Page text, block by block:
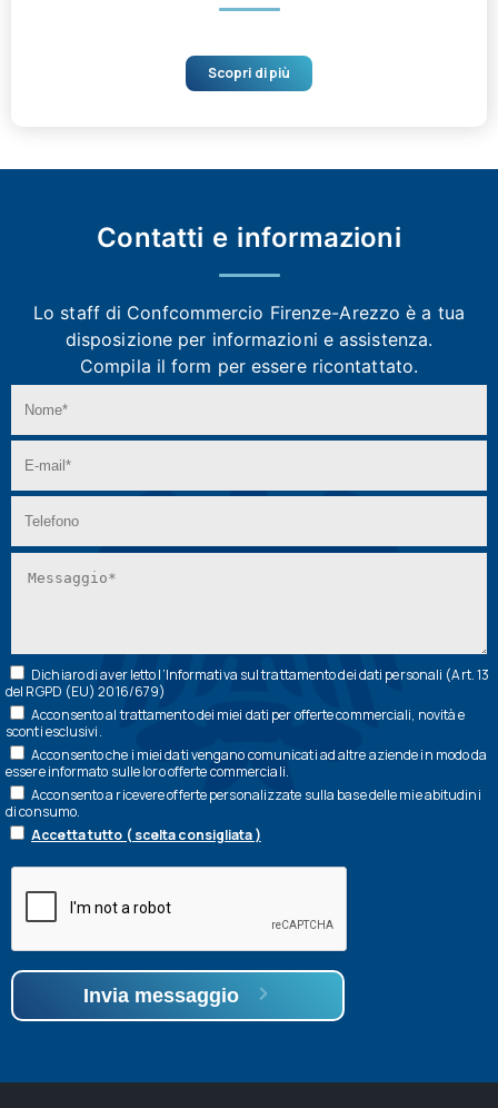
Scopri di più
Contatti e informazioni
Lo staff di Confcommercio Firenze-Arezzoè a tua
disposizione per informazioni e assistenza.
Compila il form per essere ricontattato.
Dichiaro di aver letto l’Informativa sul trattamento dei dati personali (Art. 13
del RGPD (EU) 2016/679)
Acconsento al trattamento dei miei dati per offerte commerciali, novità e
sconti esclusivi.
Acconsento che i miei dati vengano comunicati ad altre aziende in modo da
essere informato sulle loro offerte commerciali.
Acconsento a ricevere offerte personalizzate sulla base delle mie abitudini
di consumo.
Accetta tutto ( scelta consigliata )
Invia messaggio